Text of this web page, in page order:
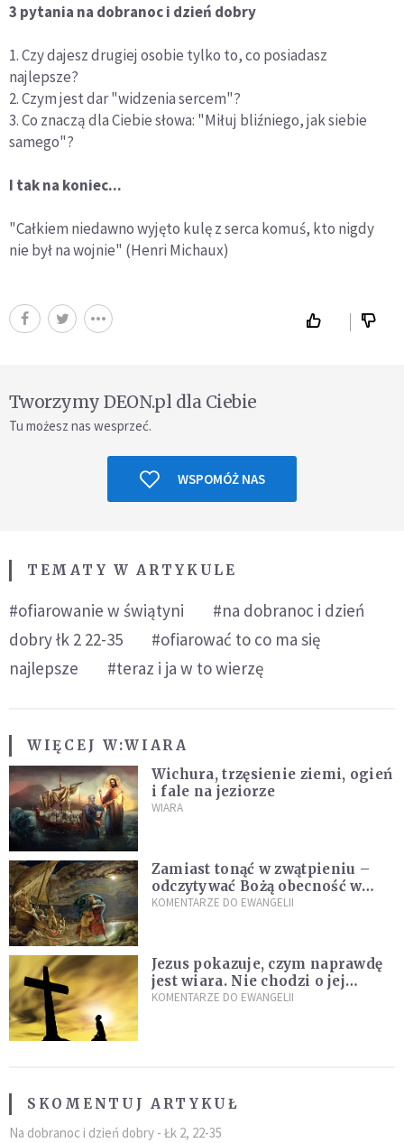
3 pytania na dobranoc i dzień dobry
1. Czy dajesz drugiej osobie tylko to, co posiadasz
najlepsze?
2. Czym jest dar "widzenia sercem"?
3. Co znaczą dla Ciebie słowa: "Miłuj bliźniego, jak siebie
samego"?
I tak na koniec...
"Całkiem niedawno wyjęto kulę z serca komuś, kto nigdy
nie był na wojnie" (Henri Michaux)
Tworzymy DEON.pl dla Ciebie
Tu możesz nas wesprzeć.
WSPOMÓŻ NAS
TEMATY W ARTYKULE
#ofiarowanie w świątyni
#na dobranoc i dzień
dobry łk 2 22-35
#ofiarować to co ma się
najlepsze
#teraz i ja w to wierzę
WIĘCEJ W:WIARA
Wichura, trzęsienie ziemi, ogień
i fale na jeziorze
WIARA
Zamiast tonąć w zwątpieniu –
odczytywać Bożą obecność w
burzach codziennego życia
KOMENTARZE DO EWANGELII
Jezus pokazuje, czym naprawdę
jest wiara. Nie chodzi o jej
wielkość
KOMENTARZE DO EWANGELII
SKOMENTUJ ARTYKUŁ
Na dobranoc i dzień dobry - Łk 2, 22-35